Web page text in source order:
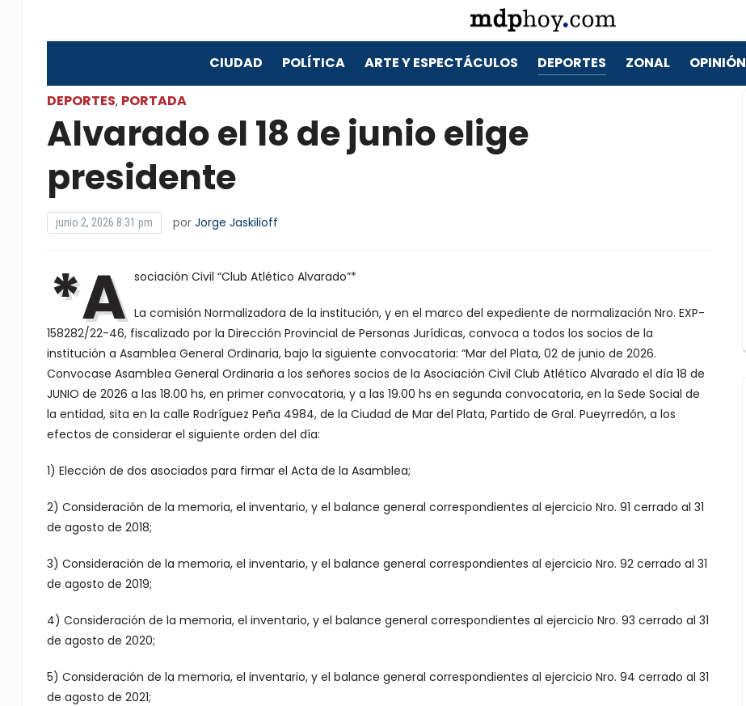
CIUDAD POLÍTICA ARTE Y ESPECTÁCULOS DEPORTES ZONAL OPINIÓN
DEPORTES, PORTADA
Alvarado el 18 de junio elige
presidente
junio 2, 2026 8:31 pm por Jorge Jaskilioff
*A sociación Civil “Club Atlético Alvarado”*
La comisión Normalizadora de la institución, y en el marco del expediente de normalización Nro. EXP-
158282/22-46, fiscalizado por la Dirección Provincial de Personas Jurídicas, convoca a todos los socios de la
institución a Asamblea General Ordinaria, bajo la siguiente convocatoria: “Mar del Plata, 02 de junio de 2026.
Convocase Asamblea General Ordinaria a los señores socios de la Asociación Civil Club Atlético Alvarado el día 18 de
JUNIO de 2026 a las 18.00 hs, en primer convocatoria, y a las 19.00 hs en segunda convocatoria, en la Sede Social de
la entidad, sita en la calle Rodríguez Peña 4984, de la Ciudad de Mar del Plata, Partido de Gral. Pueyrredón, a los
efectos de considerar el siguiente orden del día:
1) Elección de dos asociados para firmar el Acta de la Asamblea;
2) Consideración de la memoria, el inventario, y el balance general correspondientes al ejercicio Nro. 91 cerrado al 31
de agosto de 2018;
3) Consideración de la memoria, el inventario, y el balance general correspondientes al ejercicio Nro. 92 cerrado al 31
de agosto de 2019;
4) Consideración de la memoria, el inventario, y el balance general correspondientes al ejercicio Nro. 93 cerrado al 31
de agosto de 2020;
5) Consideración de la memoria, el inventario, y el balance general correspondientes al ejercicio Nro. 94 cerrado al 31
de agosto de 2021;